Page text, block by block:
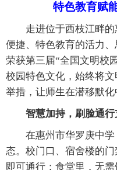
特色教育赋
走进位于西枝江畔的
便捷、特色教育的活力
荣获第三届“全国文明校
校园特色文化，始终将
举措，让师生在潜移默化
智慧加持，刷脸通行
在惠州市华罗庚中学
态。校门口、宿舍楼的
即可通行；食堂里，无